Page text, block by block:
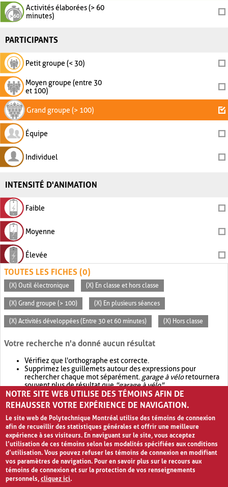
Activités élaborées (> 60
minutes)
PARTICIPANTS
Petit groupe (< 30)
Moyen groupe (entre 30
et 100)
Grand groupe (> 100)
Équipe
Individuel
INTENSITÉ D'ANIMATION
Faible
Moyenne
Élevée
TOUTES LES FICHES (0)
(X) Outil électronique (X) En classe et hors classe
(X) Grand groupe (> 100) (X) En plusieurs séances
(X) Activités développées (Entre 30 et 60 minutes) (X) Hors classe
Votre recherche n'a donné aucun résultat
Vérifiez que l'orthographe est correcte.
Supprimez les guillemets autour des expressions pour
rechercher chaque mot séparément. garage à véloretournera
souvent plus de résultat que"garage à vélo".
Envisagez d'élargir votre recherche avec OR.garage OR vélo
retournera souvent plus de résultat quegarage à vélo
NOTRE SITE WEB UTILISE DES TÉMOINS AFIN DE
REHAUSSER VOTRE EXPÉRIENCE DE NAVIGATION.
Le site web de Polytechnique Montréal utilise des témoins de connexion
afin de recueillir des statistiques générales et offrir une meilleure
expérience à ses visiteurs. En naviguant sur le site, vous acceptez
l’utilisation de ces témoins selon les modalités spécifiées aux conditions
d’utilisation. Vous pouvez refuser les témoins de connexion en modifiant
vos paramètres de navigation. Pour en savoir plus sur le recours aux
témoins de connexion et sur la protection de vos renseignements
personnels,cliquez ici.